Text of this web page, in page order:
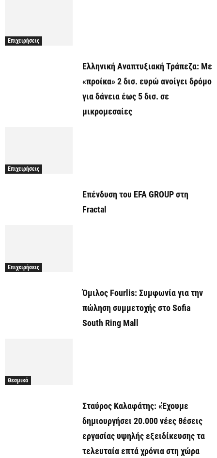
Επιχειρήσεις
Ελληνική Αναπτυξιακή Τράπεζα: Με
«προίκα» 2 δισ. ευρώ ανοίγει δρόμο
για δάνεια έως 5 δισ. σε
μικρομεσαίες
Επιχειρήσεις
Επένδυση του EFA GROUP στη
Fractal
Επιχειρήσεις
Όμιλος Fourlis: Συμφωνία για την
πώληση συμμετοχής στο Sofia
South Ring Mall
Θεσμικά
Σταύρος Καλαφάτης: «Έχουμε
δημιουργήσει 20.000 νέες θέσεις
εργασίας υψηλής εξειδίκευσης τα
τελευταία επτά χρόνια στη χώρα